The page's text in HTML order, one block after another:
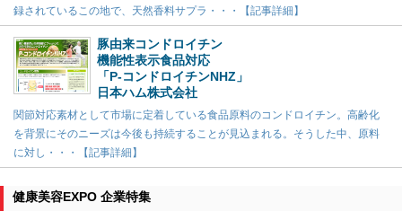
録されているこの地で、天然香料サプラ・・・【記事詳細】
豚由来コンドロイチン
機能性表示食品対応
「P-コンドロイチンNHZ」
日本ハム株式会社
関節対応素材として市場に定着している食品原料のコンドロイチン。高齢化
を背景にそのニーズは今後も持続することが見込まれる。そうした中、原料
に対し・・・【記事詳細】
健康美容EXPO 企業特集